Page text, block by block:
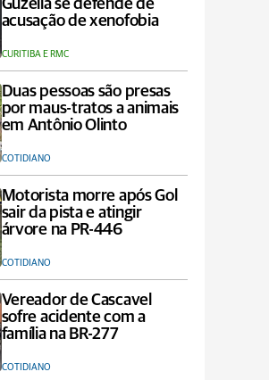
Guzella se defende de
acusação de xenofobia
CURITIBA E RMC
Duas pessoas são presas
por maus-tratos a animais
em Antônio Olinto
COTIDIANO
Motorista morre após Gol
sair da pista e atingir
árvore na PR-446
COTIDIANO
Vereador de Cascavel
sofre acidente com a
família na BR-277
COTIDIANO